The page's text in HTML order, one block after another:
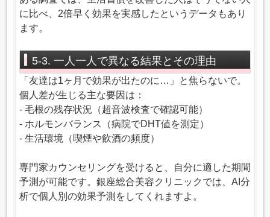
に比べ、2倍早く効果を実感したというデータもあり
ます。
5-3. 一人一人で異なる結果とその理由
「友達は1ヶ月で効果が出たのに…」と焦らないで。
個人差が生じる主な要因は：
- 毛根の残存状況（超音波検査で確認可能）
- ホルモンバランス（病院でDHT値を測定）
- 生活環境（喫煙や飲酒の頻度）
専門家カウンセリングを受けると、自分に適した期間
予測が可能です。銀座総合美容クリニックでは、AI分
析で個人別の効果予測をしてくれますよ。